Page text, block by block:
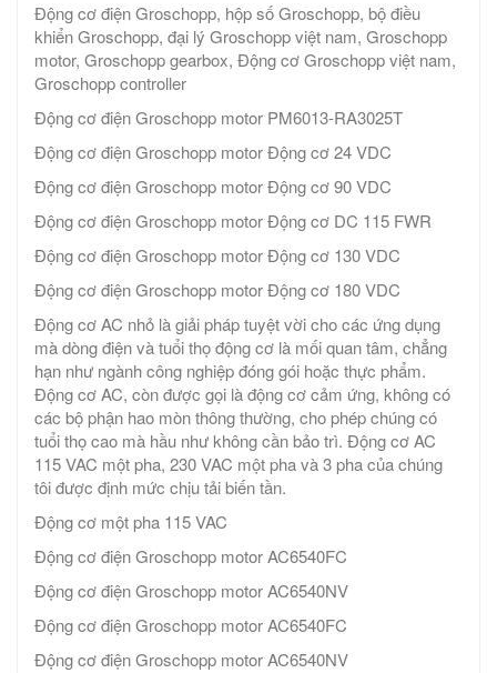
Động cơ điện Groschopp, hộp số Groschopp, bộ điều
khiển Groschopp, đại lý Groschopp việt nam, Groschopp
motor, Groschopp gearbox, Động cơ Groschopp việt nam,
Groschopp controller
Động cơ điện Groschopp motor PM6013-RA3025T
Động cơ điện Groschopp motor Động cơ 24 VDC
Động cơ điện Groschopp motor Động cơ 90 VDC
Động cơ điện Groschopp motor Động cơ DC 115 FWR
Động cơ điện Groschopp motor Động cơ 130 VDC
Động cơ điện Groschopp motor Động cơ 180 VDC
Động cơ AC nhỏ là giải pháp tuyệt vời cho các ứng dụng
mà dòng điện và tuổi thọ động cơ là mối quan tâm, chẳng
hạn như ngành công nghiệp đóng gói hoặc thực phẩm.
Động cơ AC, còn được gọi là động cơ cảm ứng, không có
các bộ phận hao mòn thông thường, cho phép chúng có
tuổi thọ cao mà hầu như không cần bảo trì. Động cơ AC
115 VAC một pha, 230 VAC một pha và 3 pha của chúng
tôi được định mức chịu tải biến tần.
Động cơ một pha 115 VAC
Động cơ điện Groschopp motor AC6540FC
Động cơ điện Groschopp motor AC6540NV
Động cơ điện Groschopp motor AC6540FC
Động cơ điện Groschopp motor AC6540NV